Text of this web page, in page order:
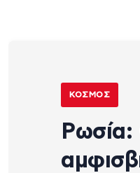
ΚΌΣΜΟΣ